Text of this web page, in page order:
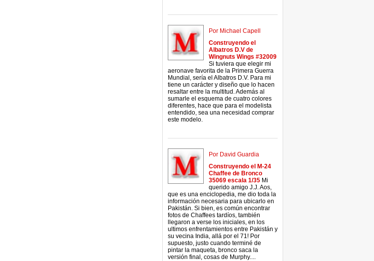
Por Michael Capell
Construyendo el
Albatros D.V de
Wingnuts Wings #32009
Si tuviera que elegir mi
aeronave favorita de la Primera Guerra
Mundial, sería el Albatros D.V. Para mi
tiene un carácter y diseño que lo hacen
resaltar entre la multitud. Además al
sumarle el esquema de cuatro colores
diferentes, hace que para el modelista
entendido, sea una necesidad comprar
este modelo.
Por David Guardia
Construyendo el M-24
Chaffee de Bronco
35069 escala 1/35 Mi
querido amigo J.J. Aos,
que es una enciclopedia, me dio toda la
información necesaria para ubicarlo en
Pakistán. Si bien, es común encontrar
fotos de Chaffees tardíos, también
llegaron a verse los iniciales, en los
ultimos enfrentamientos entre Pakistán y
su vecina India, allá por el 71! Por
supuesto, justo cuando terminé de
pintar la maqueta, bronco saca la
versión final, cosas de Murphy....